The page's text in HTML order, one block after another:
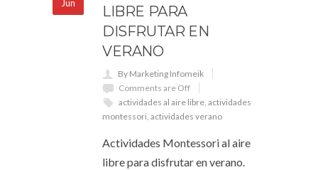
Jun
LIBRE PARA
DISFRUTAR EN
VERANO
By Marketing Infomeik
Comments are Off
actividades al aire libre actividades
montessori actividades verano
Actividades Montessori al aire
libre para disfrutar en verano.